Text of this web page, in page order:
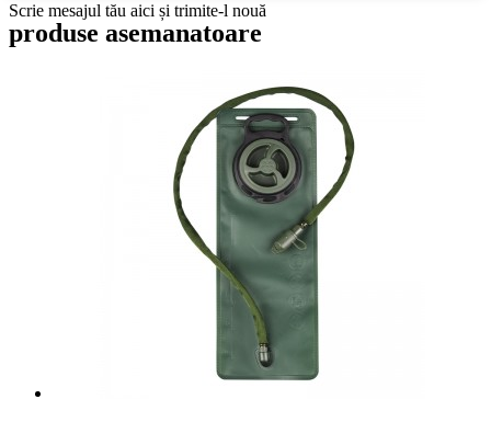
Scrie mesajul tău aici și trimite-l nouă
produse asemanatoare